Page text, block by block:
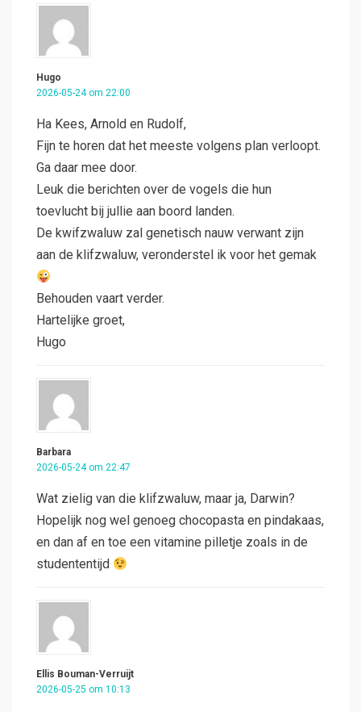
Hugo
2026-05-24 om 22:00
Ha Kees, Arnold en Rudolf,
Fijn te horen dat het meeste volgens plan verloopt.
Ga daar mee door.
Leuk die berichten over de vogels die hun
toevlucht bij jullie aan boord landen.
De kwifzwaluw zal genetisch nauw verwant zijn
aan de klifzwaluw, veronderstel ik voor het gemak
Behouden vaart verder.
Hartelijke groet,
Hugo
Barbara
2026-05-24 om 22:47
Wat zielig van die klifzwaluw, maar ja, Darwin?
Hopelijk nog wel genoeg chocopasta en pindakaas,
en dan af en toe een vitamine pilletje zoals in de
studententijd
Ellis Bouman-Verruijt
2026-05-25 om 10:13